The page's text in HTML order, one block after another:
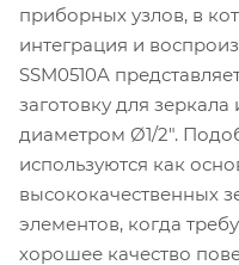
приборных узлов, в
интеграция и
SSM0510A
заготовку для зеркала
диаметром Ø1/2".
используются как
высококачественных
элементов, когда
хорошее качество